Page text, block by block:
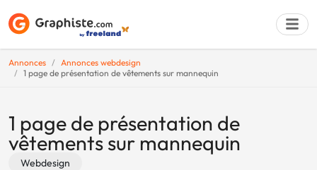
Annonces
Annonces webdesign
1 page de présentation de vêtements sur mannequin
1 page de présentation de
vêtements sur mannequin
Webdesign